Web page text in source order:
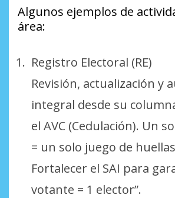
Algunos ejemplos de
área:
Registro Electoral (RE)
Revisión, actualización y
integral desde su
el AVC (Cedulación). Un
= un solo juego de
Fortalecer el SAI para
votante = 1 elector”.